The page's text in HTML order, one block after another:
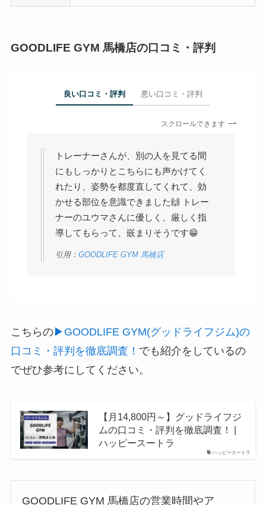
GOODLIFE GYM 馬橋店の口コミ・評判
良い口コミ・評判 悪い口コミ・評判
スクロールできます
トレーナーさんが、別の人を見てる間
にもしっかりとこちらにも声かけてく
れたり、姿勢を都度直してくれて、効
かせる部位を意識できました🙌 トレー
ナーのユウマさんに優しく、厳しく指
導してもらって、嵌まりそうです😁
引用：GOODLIFE GYM 馬橋店
こちらの▶︎GOODLIFE GYM(グッドライフジム)の
口コミ・評判を徹底調査！ でも紹介をしているの
でぜひ参考にしてください。
ハッピースートラ
【月14,800円～】グッドライフジ
ムの口コミ・評判を徹底調査！ |
ハッピースートラ
GOODLIFE GYM 馬橋店の営業時間やア